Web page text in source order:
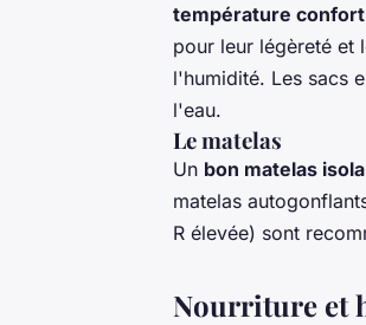
température confort
pour leur légèreté et
l'humidité. Les sacs
l'eau.
Le matelas
Un bon matelas
matelas
R élevée) sont
Nourriture et